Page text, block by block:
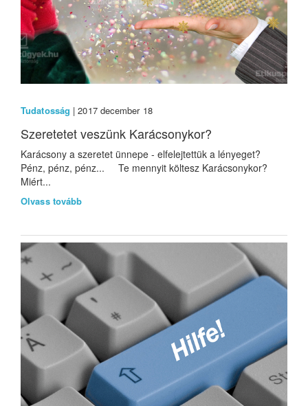
Tudatosság | 2017 december 18
Szeretetet veszünk Karácsonykor?
Karácsony a szeretet ünnepe - elfelejtettük a lényeget?
Pénz, pénz, pénz... Te mennyit költesz Karácsonykor?
Miért...
Olvass tovább